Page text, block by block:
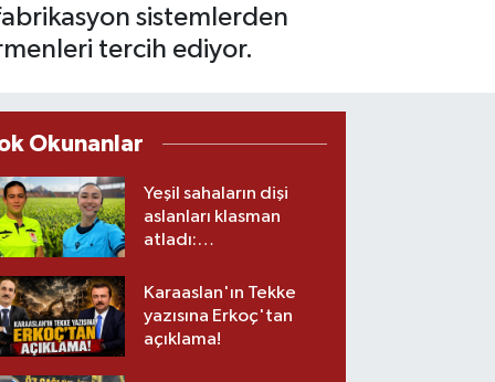
sistemlerden
tercih ediyor.
Okunanlar
Yeşil sahaların dişi
aslanları klasman
atladı:
üst lige iki transfer!
Karaaslan'ın Tekke
yazısına Erkoç'tan
açıklama!